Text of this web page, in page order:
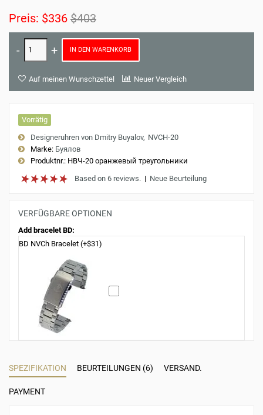
Preis: $336 $403
IN DEN WARENKORB
Auf meinen Wunschzettel Neuer Vergleich
Vorrätig
Designeruhren von Dmitry Buyalov NVCH-20
Marke: Буялов
Produktnr.: НВЧ-20 оранжевый треугольники
Based on 6 reviews. | Neue Beurteilung
VERFÜGBARE OPTIONEN
Add bracelet BD:
BD NVCh Bracelet (+$31)
SPEZIFIKATION BEURTEILUNGEN (6) VERSAND.
PAYMENT